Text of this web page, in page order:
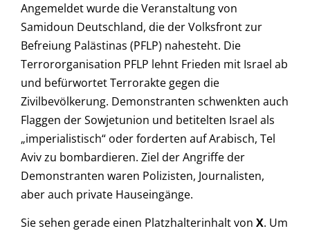
Angemeldet wurde die Veranstaltung von
Samidoun Deutschland, die der Volksfront zur
Befreiung Palästinas (PFLP) nahesteht. Die
Terrororganisation PFLP lehnt Frieden mit Israel ab
und befürwortet Terrorakte gegen die
Zivilbevölkerung. Demonstranten schwenkten auch
Flaggen der Sowjetunion und betitelten Israel als
„imperialistisch“ oder forderten auf Arabisch, Tel
Aviv zu bombardieren. Ziel der Angriffe der
Demonstranten waren Polizisten, Journalisten,
aber auch private Hauseingänge.
Sie sehen gerade einen Platzhalterinhalt von X. Um